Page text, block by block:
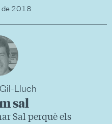
de 2018
Lluch
sal
Sal perquè els